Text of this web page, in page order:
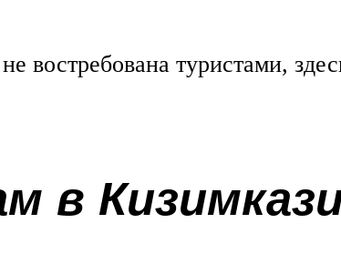
востребована туристами,
в